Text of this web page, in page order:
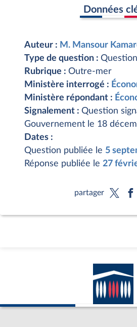
Données
Auteur : M. Mansour
Type de question :
Rubrique : Outre-mer
Ministère interrogé :
Ministère répondant :
Signalement : Question
Gouvernement le 18
Dates :
Question publiée le 5
Réponse publiée le 27
partager